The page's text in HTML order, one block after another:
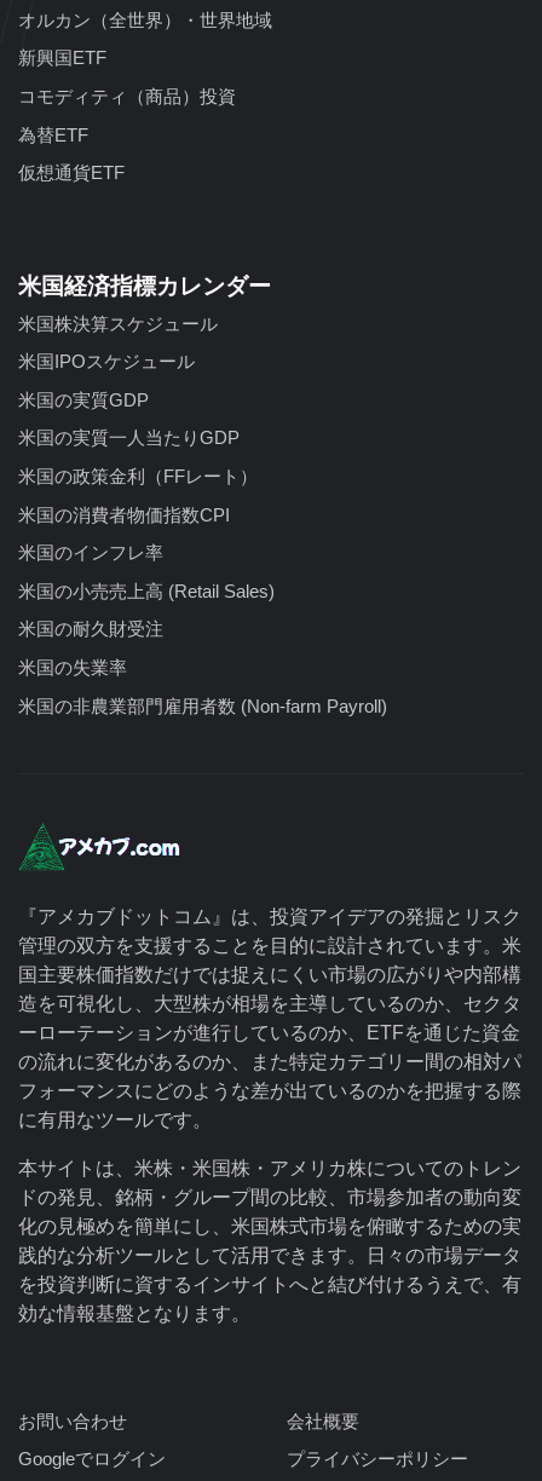
オルカン（全世界）・世界地域
新興国ETF
コモディティ（商品）投資
為替ETF
仮想通貨ETF
米国経済指標カレンダー
米国株決算スケジュール
米国IPOスケジュール
米国の実質GDP
米国の実質一人当たりGDP
米国の政策金利（FFレート）
米国の消費者物価指数CPI
米国のインフレ率
米国の小売売上高 (Retail Sales)
米国の耐久財受注
米国の失業率
米国の非農業部門雇用者数 (Non-farm Payroll)
『アメカブドットコム』は、投資アイデアの発掘とリスク
管理の双方を支援することを目的に設計されています。米
国主要株価指数だけでは捉えにくい市場の広がりや内部構
造を可視化し、大型株が相場を主導しているのか、セクタ
ーローテーションが進行しているのか、ETFを通じた資金
の流れに変化があるのか、また特定カテゴリー間の相対パ
フォーマンスにどのような差が出ているのかを把握する際
に有用なツールです。
本サイトは、米株・米国株・アメリカ株についてのトレン
ドの発見、銘柄・グループ間の比較、市場参加者の動向変
化の見極めを簡単にし、米国株式市場を俯瞰するための実
践的な分析ツールとして活用できます。日々の市場データ
を投資判断に資するインサイトへと結び付けるうえで、有
効な情報基盤となります。
お問い合わせ
Googleでログイン
会社概要
プライバシーポリシー